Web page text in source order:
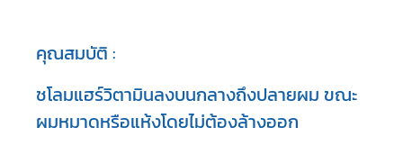
คุณสมบัติ :
ชโลมแฮร์วิตามินลงบนกลางถึงปลายผม ขณะ
ผมหมาดหรือแห้งโดยไม่ต้องล้างออก